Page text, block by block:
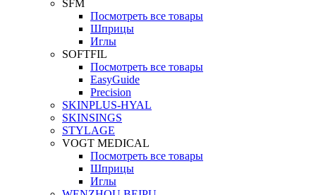
SFM
Посмотреть все товары
Шприцы
Иглы
SOFTFIL
Посмотреть все товары
EasyGuide
Precision
SKINPLUS-HYAL
SKINSINGS
STYLAGE
VOGT MEDICAL
Посмотреть все товары
Шприцы
Иглы